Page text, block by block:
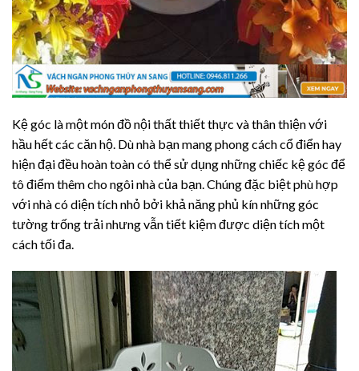
Kệ góc là một món đồ nội thất thiết thực và thân thiện với
hầu hết các căn hộ. Dù nhà bạn mang phong cách cổ điển hay
hiện đại đều hoàn toàn có thể sử dụng những chiếc kệ góc để
tô điểm thêm cho ngôi nhà của bạn. Chúng đặc biệt phù hợp
với nhà có diện tích nhỏ bởi khả năng phủ kín những góc
tường trống trải nhưng vẫn tiết kiệm được diện tích một
cách tối đa.